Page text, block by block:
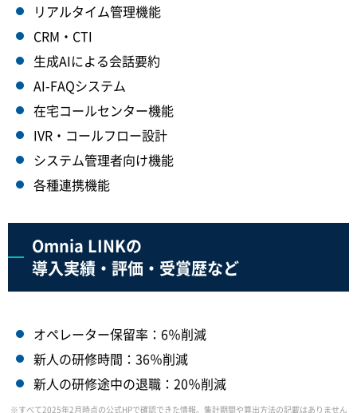
リアルタイム管理機能
CRM・CTI
生成AIによる会話要約
AI-FAQシステム
在宅コールセンター機能
IVR・コールフロー設計
システム管理者向け機能
各種連携機能
Omnia LINKの
導入実績・評価・受賞歴など
オペレーター保留率：6％削減
新人の研修時間：36％削減
新人の研修途中の退職：20％削減
※すべて2025年2月時点の公式HPで確認できた情報。集計期間や算出方法の記載はありません